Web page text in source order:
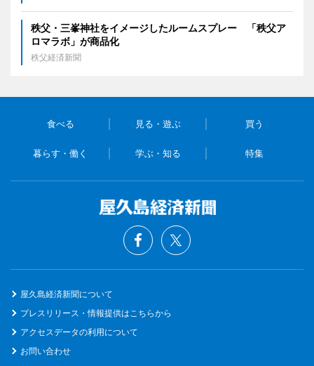
秩父・三峯神社をイメージしたルームスプレー 「秩父ア
ロマラボ」が商品化
秩父経済新聞
食べる 見る・遊ぶ 買う
暮らす・働く 学ぶ・知る 特集
屋久島経済新聞について
プレスリリース・情報提供はこちらから
アクセスデータの利用について
お問い合わせ